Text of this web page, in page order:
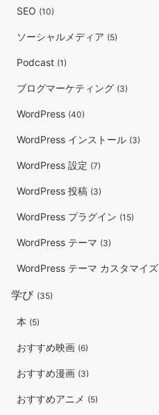
SEO (10)
ソーシャルメディア (5)
Podcast (1)
ブログマーケティング (3)
WordPress (40)
WordPress インストール (3)
WordPress 設定 (7)
WordPress 投稿 (3)
WordPress プラグイン (15)
WordPress テーマ (3)
WordPress テーマ カスタマイズ
学び (35)
本 (5)
おすすめ映画 (6)
おすすめ漫画 (3)
おすすめアニメ (5)